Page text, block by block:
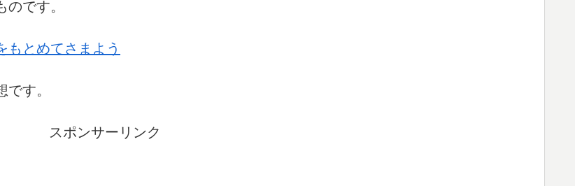
です。
もとめてさまよう
す。
スポンサーリンク